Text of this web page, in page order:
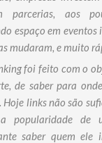
parcerias, aos
espaço em eventos
mudaram, e muito
foi feito com o
de saber para
Hoje links não são
popularidade de
saber quem ele